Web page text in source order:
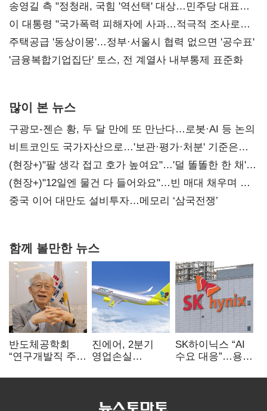
리모델링' 제안
송영길 측 "정청래, 국힘 '역선택' 대상…민주당 대표로
총선 지휘 못해"
이 대통령 "국가폭력 피해자에 사과…적극적 조사로
진실 밝혀야"
주택공급 '동상이몽'…정부·서울시 협력 없으면 '공수표'
'금융복합기업집단' 토스, 전 계열사 내부통제 표준화
많이 본 뉴스
구광모-젠슨 황, 두 달 만에 또 만난다…로봇·AI 등 논의
비트코인도 국가자산으로…'보관·평가·처분' 기준은
숙제
(현장+)"팔 생각 접고 호가 높여요"…'덜 똘똘한 한 채'
20억 키맞추기
(현장+)"12일엔 물건 다 들어와요"…빈 매대 채우며 문
연 홈플러스
중국 이어 대만도 설비투자…메모리 ‘삼국전쟁’
함께 볼만한 뉴스
반도체공학회
“연구개발직 주
개선해야”
진에어, 2분기
영업손실
상승 여파
SK하이닉스 “AI
수요 대응”…용인
투자